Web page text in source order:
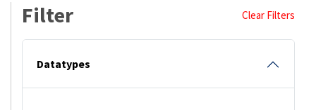
Filter Clear Filters
Datatypes